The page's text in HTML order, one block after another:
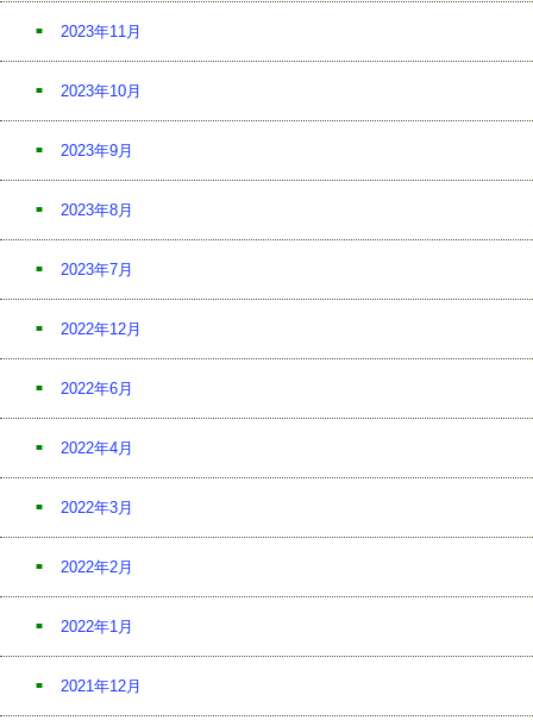
2023年11月
2023年10月
2023年9月
2023年8月
2023年7月
2022年12月
2022年6月
2022年4月
2022年3月
2022年2月
2022年1月
2021年12月